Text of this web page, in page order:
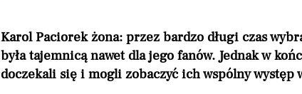
Karol Paciorek żona: przez bardzo długi czas
była tajemnicą nawet dla jego fanów. Jednak w
doczekali się i mogli zobaczyć ich wspólny występ